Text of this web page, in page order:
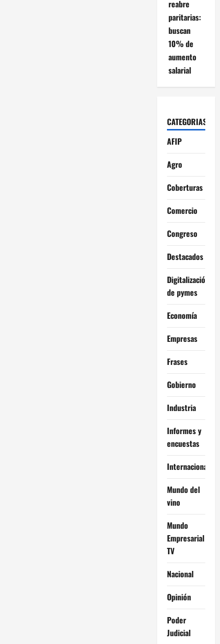
reabre
paritarias:
buscan
10% de
aumento
salarial
CATEGORIAS
AFIP
Agro
Coberturas
Comercio
Congreso
Destacados
Digitalización
de pymes
Economía
Empresas
Frases
Gobierno
Industria
Informes y
encuestas
Internacional
Mundo del
vino
Mundo
Empresarial
TV
Nacional
Opinión
Poder
Judicial